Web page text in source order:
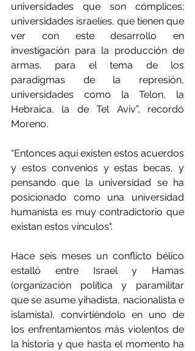
universidades que son cómplices;
universidades israelíes, que tienen que
ver con este desarrollo en
investigación para la producción de
armas, para el tema de los
paradigmas de la represión,
universidades como la Telon, la
Hebraica, la de Tel Aviv”, recordó
Moreno.
“Entonces aquí existen estos acuerdos
y estos convenios y estas becas, y
pensando que la universidad se ha
posicionado como una universidad
humanista es muy contradictorio que
existan estos vínculos".
Hace seis meses un conflicto bélico
estalló entre Israel y Hamas
(organización política y paramilitar
que se asume yihadista, nacionalista e
islamista), convirtiéndolo en uno de
los enfrentamientos más violentos de
la historia y que hasta el momento ha